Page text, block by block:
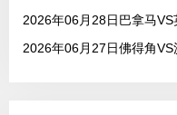
2026年06月28日巴拿马
2026年06月27日佛得角